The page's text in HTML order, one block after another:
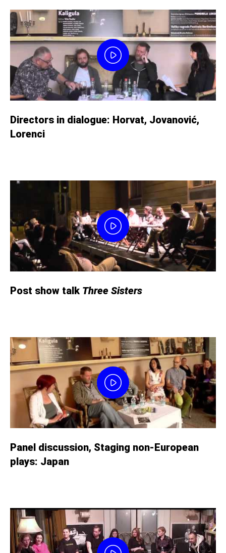
Directors in dialogue: Horvat, Jovanović,
Lorenci
Post show talk Three Sisters
Panel discussion, Staging non-European
plays: Japan